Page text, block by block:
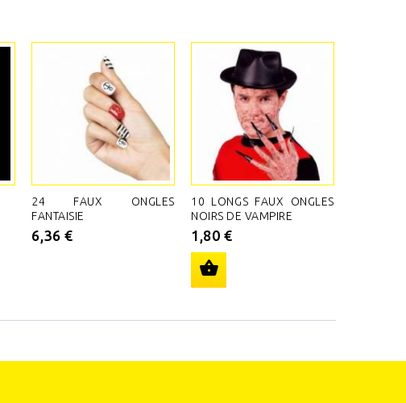
24 FAUX ONGLES
FANTAISIE
6,36 €
10 LONGS FAUX ONGLES
NOIRS DE VAMPIRE
1,80 €